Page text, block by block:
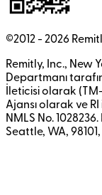
©2012 - 2026
Remitly, Inc., New
Departmanı
İleticisi olarak
Ajansı olarak ve
NMLS No.
Seattle, WA, 98101,